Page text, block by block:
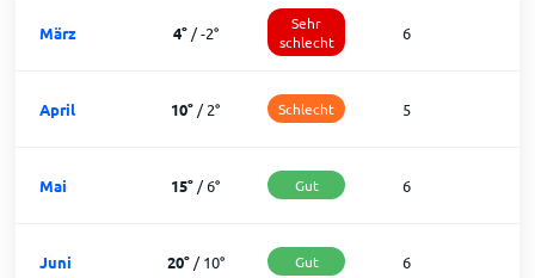
März 4°/-2°
Sehr
schlecht
6
April 10° /2° Schlecht 5
Mai 15° /6° Gut 6
Juni 20°/10° Gut 6